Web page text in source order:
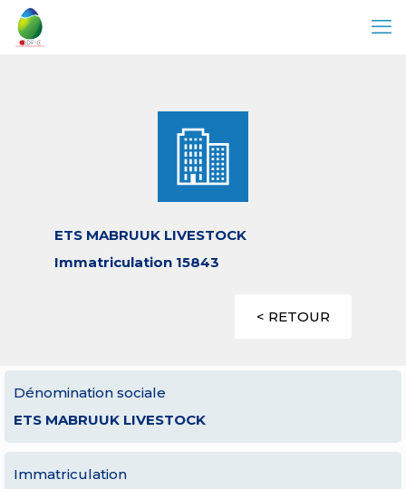
ETS MABRUUK LIVESTOCK
Immatriculation 15843
< RETOUR
Dénomination sociale
ETS MABRUUK LIVESTOCK
Immatriculation